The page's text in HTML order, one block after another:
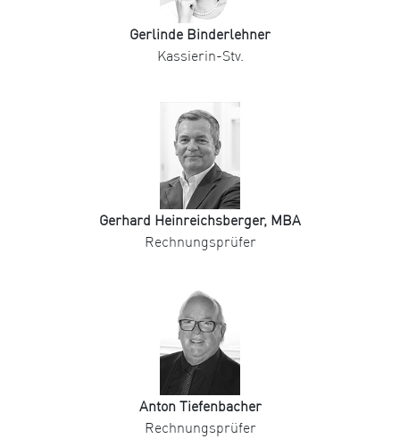
Gerlinde Binderlehner
Kassierin-Stv.
Gerhard Heinreichsberger, MBA
Rechnungsprüfer
Anton Tiefenbacher
Rechnungsprüfer